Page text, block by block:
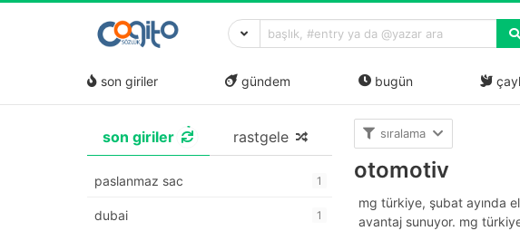
son giriler gündem bugün
son giriler rastgele
paslanmaz sac 1
dubai 1
sıralama
otomotiv
mg türkiye, şubat ayında
avantaj sunuyor. mg